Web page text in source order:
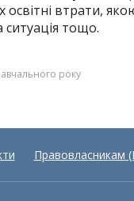
освітні втрати,
ситуація тощо.
року
Правовласникам